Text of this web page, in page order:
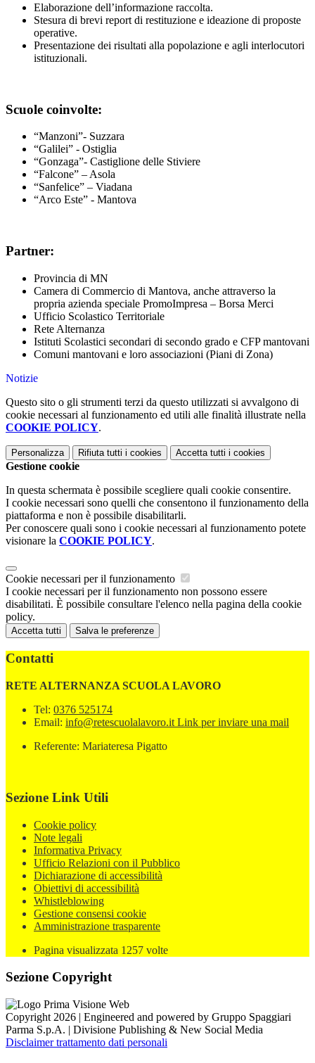
Elaborazione dell’informazione raccolta.
Stesura di brevi report di restituzione e ideazione di proposte
operative.
Presentazione dei risultati alla popolazione e agli interlocutori
istituzionali.
Scuole coinvolte:
“Manzoni”- Suzzara
“Galilei” - Ostiglia
“Gonzaga”- Castiglione delle Stiviere
“Falcone” – Asola
“Sanfelice” – Viadana
“Arco Este” - Mantova
Partner:
Provincia di MN
Camera di Commercio di Mantova, anche attraverso la
propria azienda speciale PromoImpresa – Borsa Merci
Ufficio Scolastico Territoriale
Rete Alternanza
Istituti Scolastici secondari di secondo grado e CFP mantovani
Comuni mantovani e loro associazioni (Piani di Zona)
Notizie
Questo sito o gli strumenti terzi da questo utilizzati si avvalgono di
cookie necessari al funzionamento ed utili alle finalità illustrate nella
COOKIE POLICY.
Personalizza Rifiuta tutti i cookies Accetta tutti i cookies
Gestione cookie
In questa schermata è possibile scegliere quali cookie consentire.
I cookie necessari sono quelli che consentono il funzionamento della
piattaforma e non è possibile disabilitarli.
Per conoscere quali sono i cookie necessari al funzionamento potete
visionare la COOKIE POLICY.
Cookie necessari per il funzionamento
I cookie necessari per il funzionamento non possono essere
disabilitati. È possibile consultare l'elenco nella pagina della cookie
policy.
Accetta tutti Salva le preferenze
Contatti
RETE ALTERNANZA SCUOLA LAVORO
Tel: 0376 525174
Email: info@retescuolalavoro.it Link per inviare una mail
Referente: Mariateresa Pigatto
Sezione Link Utili
Cookie policy
Note legali
Informativa Privacy
Ufficio Relazioni con il Pubblico
Dichiarazione di accessibilità
Obiettivi di accessibilità
Whistleblowing
Gestione consensi cookie
Amministrazione trasparente
Pagina visualizzata 1257 volte
Sezione Copyright
Copyright 2026 | Engineered and powered by Gruppo Spaggiari
Parma S.p.A. | Divisione Publishing & New Social Media
Disclaimer trattamento dati personali